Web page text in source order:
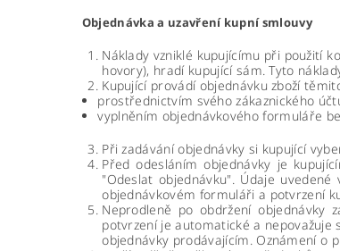
Objednávka a uzavření kupní smlouvy
Náklady vzniklé kupujícímu při použití
hovory), hradí kupující sám. Tyto
Kupující provádí objednávku zboží
prostřednictvím svého zákaznického
vyplněním objednávkového formuláře
Při zadávání objednávky si kupující
Před odesláním objednávky je
"Odeslat objednávku". Údaje
objednávkovém formuláři a potvrzení
Neprodleně po obdržení objednávky
potvrzení je automatické a nepovažuje
objednávky prodávajícím. Oznámení o